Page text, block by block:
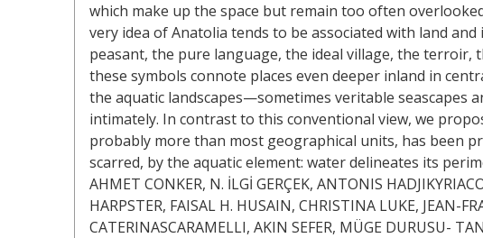
which make up the space but remain too often
very idea of Anatolia tends to be associated with land
peasant, the pure language, the ideal village, the
these symbols connote places even deeper inland in
the aquatic landscapes—sometimes veritable seascapes
intimately. In contrast to this conventional view, we
probably more than most geographical units, has been
scarred, by the aquatic element: water delineates its
AHMET CONKER, N. İLGİ GERÇEK, ANTONIS
HARPSTER, FAISAL H. HUSAIN, CHRISTINA LUKE, JEAN-
CATERINASCARAMELLI, AKIN SEFER, MÜGE DURUSU-